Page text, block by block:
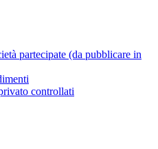
partecipate (da pubblicare in
controllati